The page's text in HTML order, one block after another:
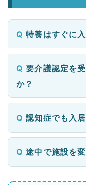
特養はすぐに
要介護認定を
か？
認知症でも入
途中で施設を